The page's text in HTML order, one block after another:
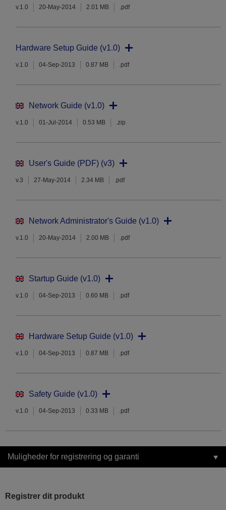
v.1.0 20-May-2014 2.01 MB .pdf
Hardware Setup Guide (v1.0)
v.1.0 04-Sep-2013 0.87 MB .pdf
Network Guide (v1.0)
v.1.0 01-Jul-2014 0.53 MB .zip
User's Guide (PDF) (v3)
v.3 27-May-2014 2.34 MB .pdf
Network Administrator's Guide (v1.0)
v.1.0 20-May-2014 2.00 MB .pdf
Startup Guide (v1.0)
v.1.0 04-Sep-2013 0.60 MB .pdf
Hardware Setup Guide (v1.0)
v.1.0 04-Sep-2013 0.87 MB .pdf
Safety Guide (v1.0)
v.1.0 04-Sep-2013 0.33 MB .pdf
Muligheder for registrering og garanti
Registrer dit produkt